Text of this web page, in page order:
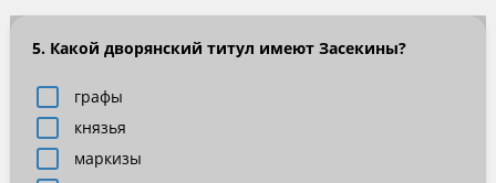
5. Какой дворянский титул имеют Засекины?
графы
князья
маркизы